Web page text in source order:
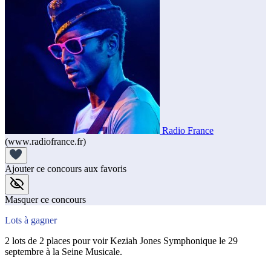
Radio France
(www.radiofrance.fr)
Ajouter ce concours aux favoris
Masquer ce concours
Lots à gagner
2 lots de 2 places pour voir Keziah Jones Symphonique le 29
septembre à la Seine Musicale.